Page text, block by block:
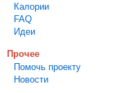
Калории
FAQ
Идеи
Прочее
Помочь проекту
Новости